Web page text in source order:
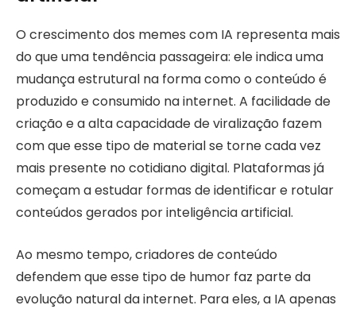
O crescimento dos memes com IA representa mais
do que uma tendência passageira: ele indica uma
mudança estrutural na forma como o conteúdo é
produzido e consumido na internet. A facilidade de
criação e a alta capacidade de viralização fazem
com que esse tipo de material se torne cada vez
mais presente no cotidiano digital. Plataformas já
começam a estudar formas de identificar e rotular
conteúdos gerados por inteligência artificial.
Ao mesmo tempo, criadores de conteúdo
defendem que esse tipo de humor faz parte da
evolução natural da internet. Para eles, a IA apenas